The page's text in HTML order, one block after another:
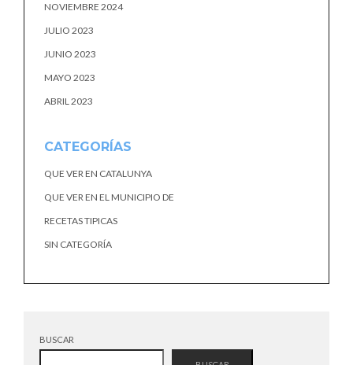
NOVIEMBRE 2024
JULIO 2023
JUNIO 2023
MAYO 2023
ABRIL 2023
CATEGORÍAS
QUE VER EN CATALUNYA
QUE VER EN EL MUNICIPIO DE
RECETAS TIPICAS
SIN CATEGORÍA
BUSCAR